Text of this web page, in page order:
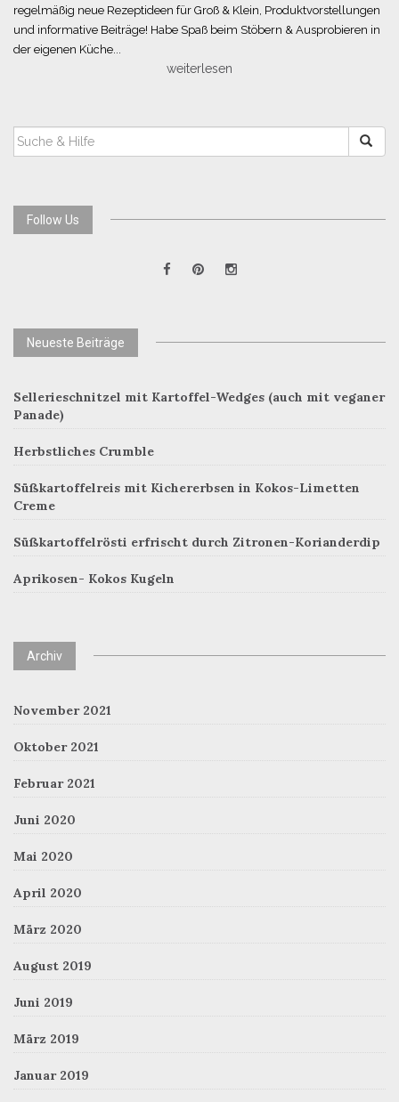
regelmäßig neue Rezeptideen für Groß & Klein, Produktvorstellungen
und informative Beiträge! Habe Spaß beim Stöbern & Ausprobieren in
der eigenen Küche...
weiterlesen
SUCHEN
NACH:
Follow Us
Neueste Beiträge
Sellerieschnitzel mit Kartoffel-Wedges (auch mit veganer
Panade)
Herbstliches Crumble
Süßkartoffelreis mit Kichererbsen in Kokos-Limetten
Creme
Süßkartoffelrösti erfrischt durch Zitronen-Korianderdip
Aprikosen- Kokos Kugeln
Archiv
November 2021
Oktober 2021
Februar 2021
Juni 2020
Mai 2020
April 2020
März 2020
August 2019
Juni 2019
März 2019
Januar 2019